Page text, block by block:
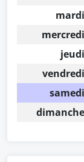
mardi
mercredi
jeudi
vendredi
samedi
dimanche